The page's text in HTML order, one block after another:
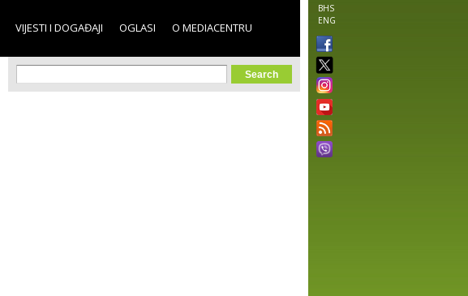
BHS
ENG
VIJESTI I DOGAĐAJI OGLASI O MEDIACENTRU
Search form
Search